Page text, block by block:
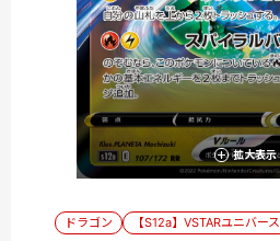
拡大表示
ドラゴン 【S12a】VSTARユニバース